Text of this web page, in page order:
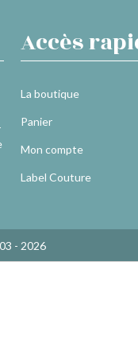
Accès
La boutique
Panier
Mon compte
Label Couture
- 2026